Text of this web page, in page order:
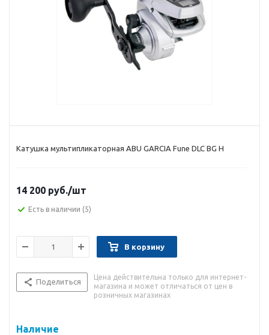
Катушка мультипликаторная ABU GARCIA Fune DLC BG H
14 200 руб./шт
Есть в наличии (5)
В корзину
Поделиться
Цена действительна только для интернет-
магазина и может отличаться от цен в
розничных магазинах
Наличие